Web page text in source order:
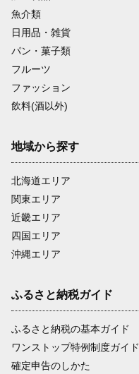
魚介類
日用品・雑貨
パン・菓子類
フルーツ
ファッション
飲料(酒以外)
地域から探す
北海道エリア
関東エリア
近畿エリア
四国エリア
沖縄エリア
ふるさと納税ガイド
ふるさと納税の基本ガイド
ワンストップ特例制度ガイド
確定申告のしかた